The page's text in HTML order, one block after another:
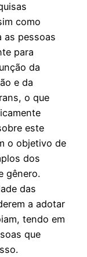
como
as pessoas
para
da
e da
o que
este
o objetivo de
dos
gênero.
das
a adotar
tendo em
que